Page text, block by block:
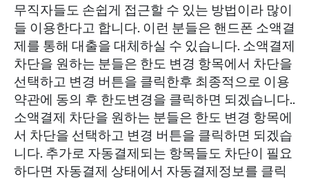
무직자들도 손쉽게 접근할 수 있는 방법이라 많이
들 이용한다고 합니다. 이런 분들은 핸드폰 소액결
제를 통해 대출을 대체하실 수 있습니다. 소액결제
차단을 원하는 분들은 한도 변경 항목에서 차단을
선택하고 변경 버튼을 클릭한후 최종적으로 이용
약관에 동의 후 한도변경을 클릭하면 되겠습니다..
소액결제 차단을 원하는 분들은 한도 변경 항목에
서 차단을 선택하고 변경 버튼을 클릭하면 되겠습
니다. 추가로 자동결제되는 항목들도 차단이 필요
하다면 자동결제 상태에서 자동결제정보를 클릭